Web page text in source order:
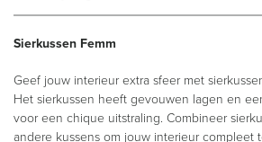
Sierkussen Femm
Geef jouw interieur extra sfeer met
Het sierkussen heeft gevouwen lagen en
voor een chique uitstraling. Combineer
andere kussens om jouw interieur compleet